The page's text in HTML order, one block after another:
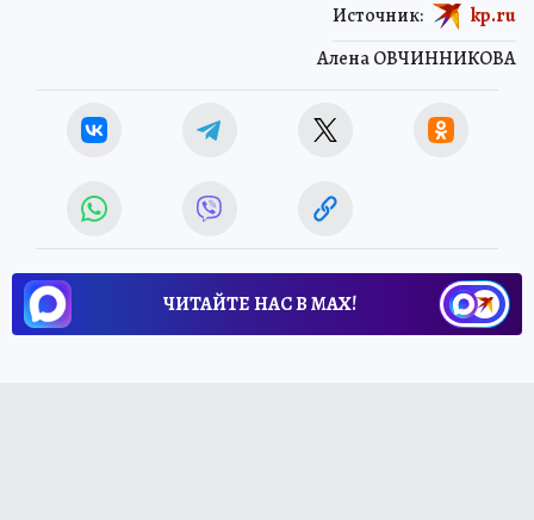
Алена ОВЧИННИКОВА
Источник: kp.ru
ЧИТАЙТЕ НАС В МАХ!